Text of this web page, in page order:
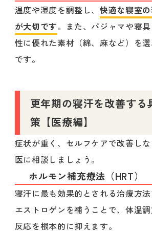
温度や湿度を調整し、快適な寝室
が大切です。また、パジャマや寝
性に優れた素材（綿、麻など）を
です。
更年期の寝汗を改善する
策【医療編】
症状が重く、セルフケアで改善し
医に相談しましょう。
ホルモン補充療法（HRT）
寝汗に最も効果的とされる治療方
エストロゲンを補うことで、体温
反応を根本的に抑えます。